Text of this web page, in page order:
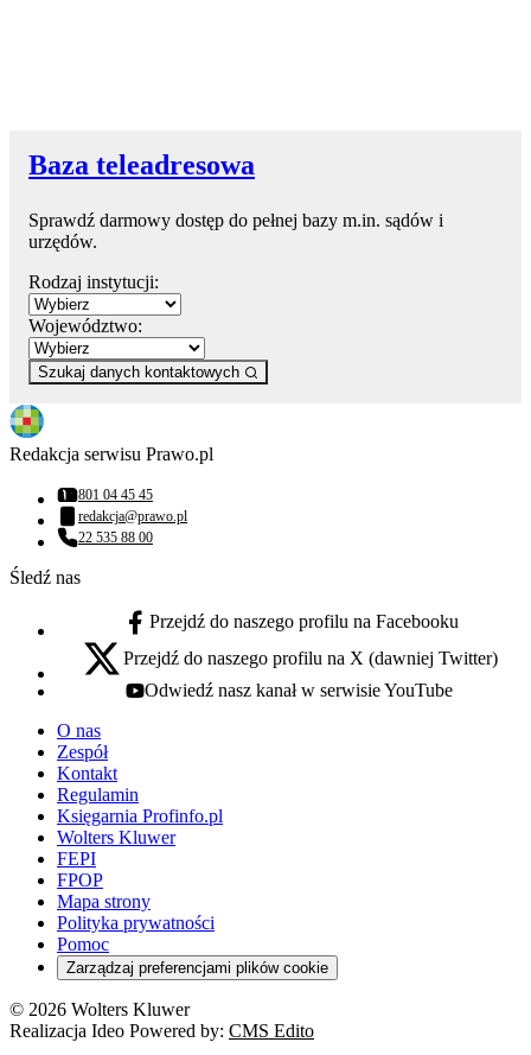
Baza teleadresowa
Sprawdź darmowy dostęp do pełnej bazy m.in. sądów i
urzędów.
Rodzaj instytucji:
Województwo:
Szukaj danych kontaktowych
Redakcja serwisu Prawo.pl
Numer telefonu:
801 04 45 45
Adres email:
redakcja@prawo.pl
Numer telefonu:
22 535 88 00
Śledź nas
facebook - otwiera się w nowej karcie
Przejdź do naszego profilu na Facebooku
x - otwiera się w nowej karcie
Przejdź do naszego profilu na X (dawniej Twitter)
youtube - otwiera się w nowej karcie
Odwiedź nasz kanał w serwisie YouTube
O nas
Zespół
Kontakt
Regulamin
Księgarnia Profinfo.pl
Wolters Kluwer
FEPI
FPOP
Mapa strony
Polityka prywatności
Pomoc
Zarządzaj preferencjami plików cookie
© 2026 Wolters Kluwer
Realizacja Ideo Powered by: CMS Edito